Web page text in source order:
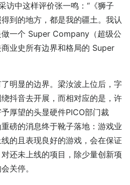
访中这样评价张一鸣：“《狮子
到的地方，都是我的疆土。我认
一个 Super Company（超级公
业史所有边界和格局的 Super
明显的边界。梁汝波上位后，字
抖音去开展，而相对应的是，许
厚望的头显硬件PICO部门裁
磅的消息终于靴子落地：游戏业
的且表现良好的游戏，会在保证
还未上线的项目，除少量创新项
关停。